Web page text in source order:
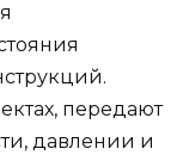
передают
давлении и